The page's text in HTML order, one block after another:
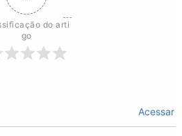
do arti
go
Acessar